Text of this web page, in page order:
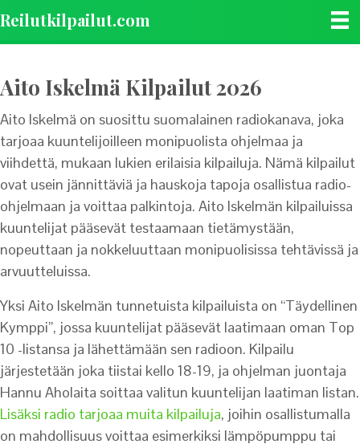
Reilutkilpailut.com
Aito Iskelmä Kilpailut 2026
Aito Iskelmä on suosittu suomalainen radiokanava, joka
tarjoaa kuuntelijoilleen monipuolista ohjelmaa ja
viihdettä, mukaan lukien erilaisia kilpailuja. Nämä kilpailut
ovat usein jännittäviä ja hauskoja tapoja osallistua radio-
ohjelmaan ja voittaa palkintoja. Aito Iskelmän kilpailuissa
kuuntelijat pääsevät testaamaan tietämystään,
nopeuttaan ja nokkeluuttaan monipuolisissa tehtävissä ja
arvuutteluissa.
Yksi Aito Iskelmän tunnetuista kilpailuista on “Täydellinen
Kymppi”, jossa kuuntelijat pääsevät laatimaan oman Top
10 -listansa ja lähettämään sen radioon. Kilpailu
järjestetään joka tiistai kello 18-19, ja ohjelman juontaja
Hannu Aholaita soittaa valitun kuuntelijan laatiman listan.
Lisäksi radio tarjoaa muita kilpailuja, joihin osallistumalla
on mahdollisuus voittaa esimerkiksi lämpöpumppu tai